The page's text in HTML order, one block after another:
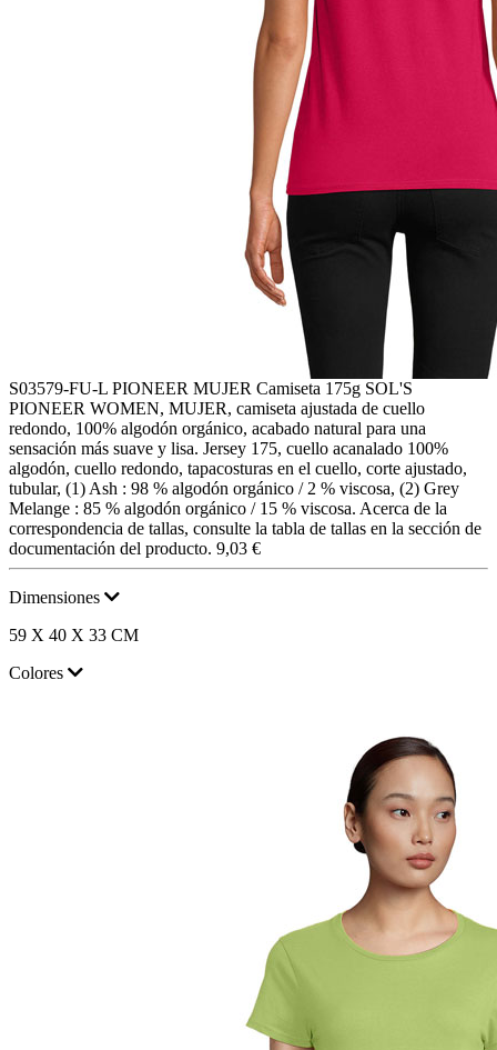
S03579-FU-L PIONEER MUJER Camiseta 175g SOL'S
PIONEER WOMEN, MUJER, camiseta ajustada de cuello
redondo, 100% algodón orgánico, acabado natural para una
sensación más suave y lisa. Jersey 175, cuello acanalado 100%
algodón, cuello redondo, tapacosturas en el cuello, corte ajustado,
tubular, (1) Ash : 98 % algodón orgánico / 2 % viscosa, (2) Grey
Melange : 85 % algodón orgánico / 15 % viscosa. Acerca de la
correspondencia de tallas, consulte la tabla de tallas en la sección de
documentación del producto. 9,03 €
Dimensiones
59 X 40 X 33 CM
Colores